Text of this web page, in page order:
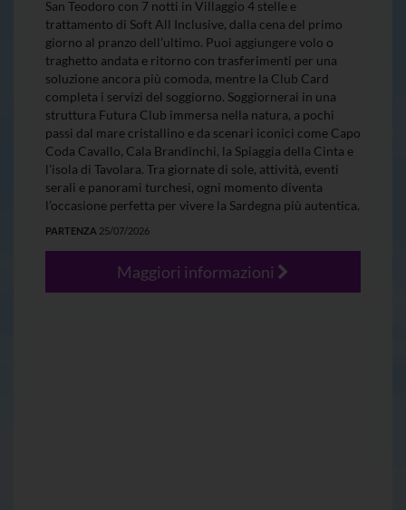
San Teodoro con 7 notti in Villaggio 4 stelle e
trattamento di Soft All Inclusive, dalla cena del primo
giorno al pranzo dell’ultimo. Puoi aggiungere volo o
traghetto andata e ritorno con trasferimenti per una
soluzione ancora più comoda, mentre la Club Card
completa i servizi del soggiorno. Soggiornerai in una
struttura Futura Club immersa nella natura, a pochi
passi dal mare cristallino e da scenari iconici come Capo
Coda Cavallo, Cala Brandinchi, la Spiaggia della Cinta e
l’isola di Tavolara. Tra giornate di sole, attività, eventi
serali e panorami turchesi, ogni momento diventa
l’occasione perfetta per vivere la Sardegna più autentica.
PARTENZA 25/07/2026
Maggiori informazioni